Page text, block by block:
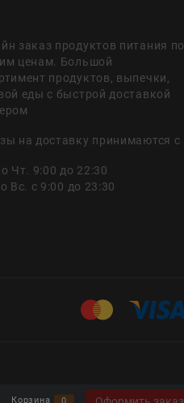
заказ продуктов питания по
ценам. Большой
продуктов, выпечки,
еды с быстрой доставкой
на доставку принимаются с
Чт. 9:00 до 22:30
Вс. с 9:00 до 23:30
Корзина 0